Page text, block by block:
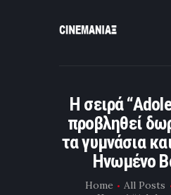
Η σειρά
προβληθεί
τα γυμνάσια
Ηνωμένο
Home All Posts
ΝΕΑ
ΣΥΝΕΝΤΕΥΞΗ
FILMMAKING
ΜΙΚΡΟΥ ΜΗΚΟΥΣ